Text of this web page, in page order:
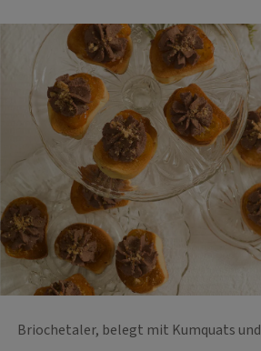
Briochetaler, belegt mit Kumquats